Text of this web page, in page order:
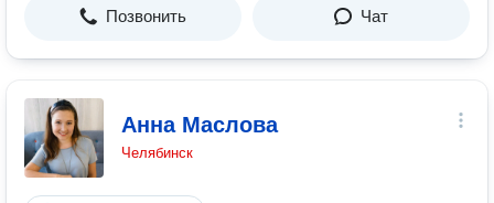
Позвонить Чат
Анна Маслова
Челябинск